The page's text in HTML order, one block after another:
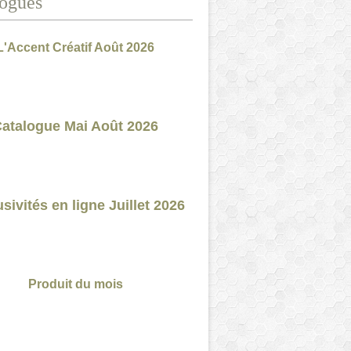
Créatif Août 2026
Mai Août 2026
en ligne Juillet 2026
Produit du mois